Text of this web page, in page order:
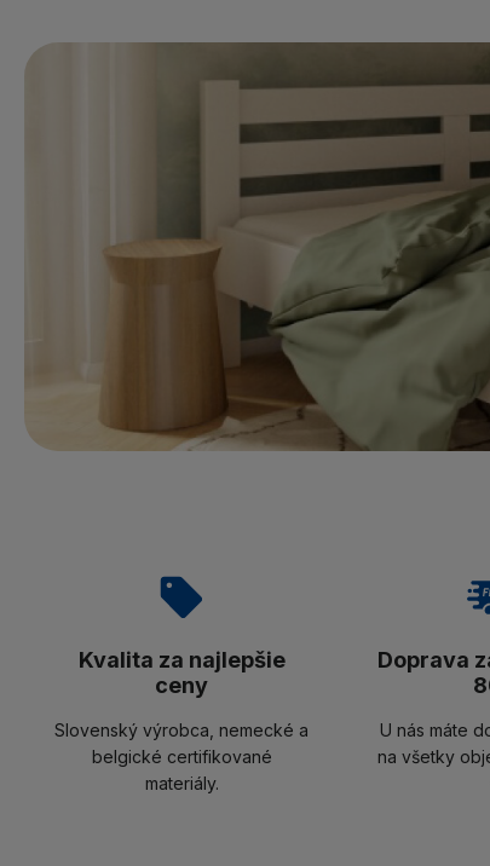
Kvalita za najlepšie
ceny
Slovenský výrobca, nemecké a
belgické certifikované
materiály.
Doprava
U nás máte
na všetky